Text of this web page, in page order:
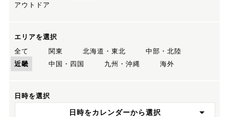
アウトドア
エリアを選択
全て
関東 北海道・東北
中部・北陸
近畿
中国・四国 九州・沖縄 海外
日時を選択
日時をカレンダーから選択